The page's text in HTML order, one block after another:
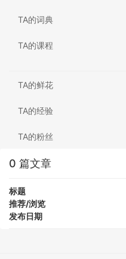
TA的词典
TA的课程
TA的鲜花
TA的经验
TA的粉丝
0 篇文章
标题
推荐/浏览
发布日期